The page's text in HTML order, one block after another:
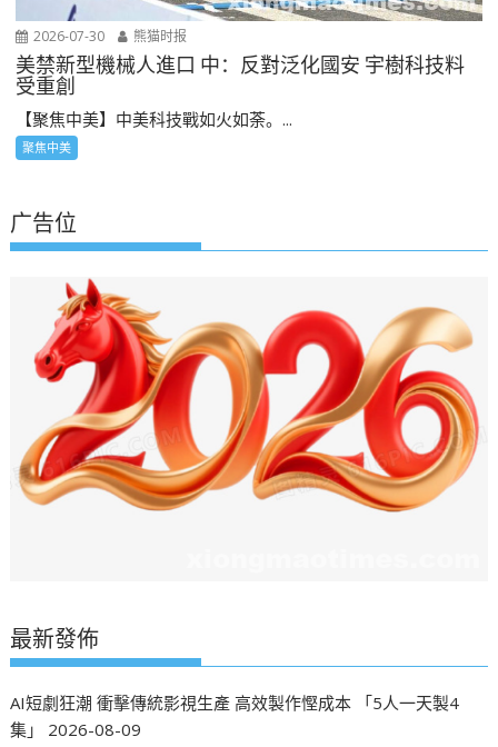
2026-07-30 熊猫时报
美禁新型機械人進口 中：反對泛化國安 宇樹科技料
受重創
【聚焦中美】中美科技戰如火如荼。...
聚焦中美
广告位
最新發佈
AI短劇狂潮 衝擊傳統影視生產 高效製作慳成本 「5人一天製4
集」
2026-08-09